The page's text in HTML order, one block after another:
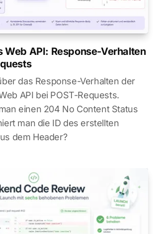
Web API: Response-Verhalten
das Response-Verhalten der
API bei POST-Requests.
einen 204 No Content Status
man die ID des erstellten
dem Header?